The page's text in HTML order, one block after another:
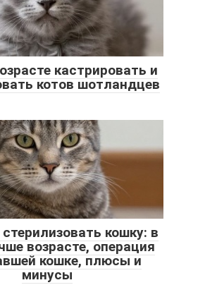
кастрировать и
котов шотландцев
кошку: в
возрасте, операция
кошке, плюсы и
минусы